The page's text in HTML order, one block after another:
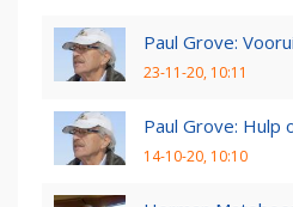
Paul Grove:
23-11-20, 10:11
Paul Grove: Hulp
14-10-20, 10:10